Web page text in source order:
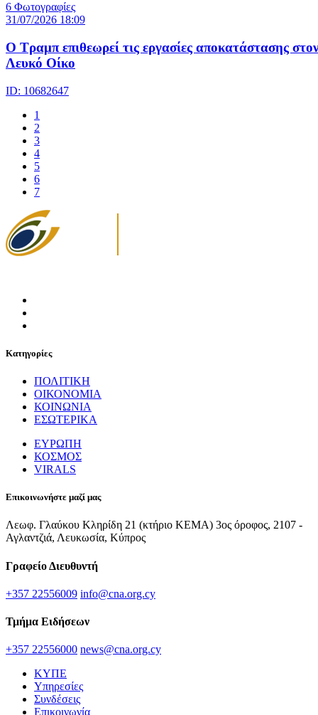
6 Φωτογραφίες
31/07/2026 18:09
Ο Τραμπ επιθεωρεί τις εργασίες αποκατάστασης στον
Λευκό Οίκο
ID: 10682647
1
2
3
4
5
6
7
Κατηγορίες
ΠΟΛΙΤΙΚΗ
ΟΙΚΟΝΟΜΙΑ
ΚΟΙΝΩΝΙΑ
ΕΣΩΤΕΡΙΚΑ
ΕΥΡΩΠΗ
ΚΟΣΜΟΣ
VIRALS
Επικοινωνήστε μαζί μας
Λεωφ. Γλαύκου Κληρίδη 21 (κτήριο ΚΕΜΑ) 3ος όροφος, 2107 -
Αγλαντζιά, Λευκωσία, Κύπρος
Γραφείο Διευθυντή
+357 22556009 info@cna.org.cy
Τμήμα Ειδήσεων
+357 22556000 news@cna.org.cy
ΚΥΠΕ
Υπηρεσίες
Συνδέσεις
Επικοινωνία